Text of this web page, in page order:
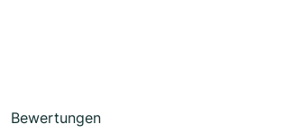
Bewertungen